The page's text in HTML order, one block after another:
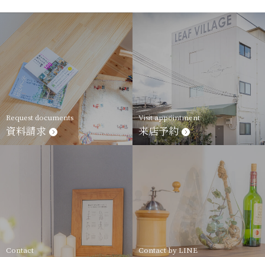
Request documents
資料請求
Visit appointment
来店予約
Contact Contact by LINE